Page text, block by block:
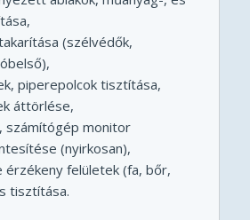
(szélvédők,
piperepolcok tisztítása,
áttörlése,
számítógép monitor
(nyirkosan),
érzékeny felületek (fa, bőr,
tisztítása.